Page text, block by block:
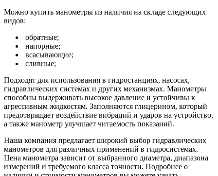
Можно купить манометры из наличия на складе следующих
видов:
обратные;
напорные;
всасывающие;
сливные;
Подходят для использования в гидростанциях, насосах,
гидравлических системах и других механизмах. Манометры
способны выдерживать высокое давление и устойчивы к
агрессивным жидкостям. Заполняются глицерином, который
предотвращает воздействие вибраций и ударов на устройство,
а также манометр улучшает читаемость показаний.
Наша компания предлагает широкий выбор гидравлических
манометров для различных применений в гидросистемах.
Цена манометра зависит от выбранного диаметра, диапазона
измерений и требуемого класса точности. Подробнее о